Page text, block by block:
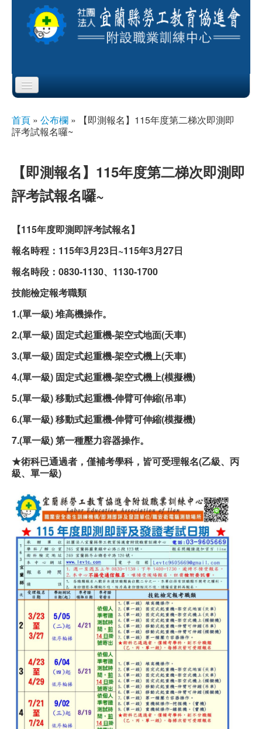
Skip to content
Skip to navigation
協會簡介
服務項目
公布欄
課程公告
即測即評
職安測驗
交通位置
線上報名
反應信箱
資安公告
您在這裡
首頁 » 公布欄 »
【即測報名】115年度第二梯次即測即
評考試報名囉~
【即測報名】115年度第二梯次即測即
評考試報名囉~
【115年度即測即評考試報名】
報名時程：115年3月23日~115年3月27日
報名時段：0830-1130、1130-1700
技能檢定報考職類
1.(單一級) 堆高機操作。
2.(單一級) 固定式起重機-架空式地面(天車)
3.(單一級) 固定式起重機-架空式機上(天車)
4.(單一級) 固定式起重機-架空式機上(模擬機)
5.(單一級) 移動式起重機-伸臂可伸縮(吊車)
6.(單一級) 移動式起重機-伸臂可伸縮(模擬機)
7.(單一級) 第一種壓力容器操作。
★術科已通過者，僅補考學科，皆可受理報名(乙級、丙
級、單一級)